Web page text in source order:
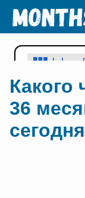
Какого
36